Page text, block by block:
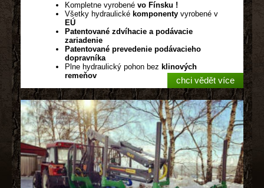
Kompletne vyrobené vo Fínsku !
Všetky hydraulické komponenty vyrobené v
EÚ
Patentované zdvíhacie a podávacie
zariadenie
Patentované prevedenie podávacieho
dopravníka
Plne hydraulický pohon bez klinových
remeňov
chci vědět více